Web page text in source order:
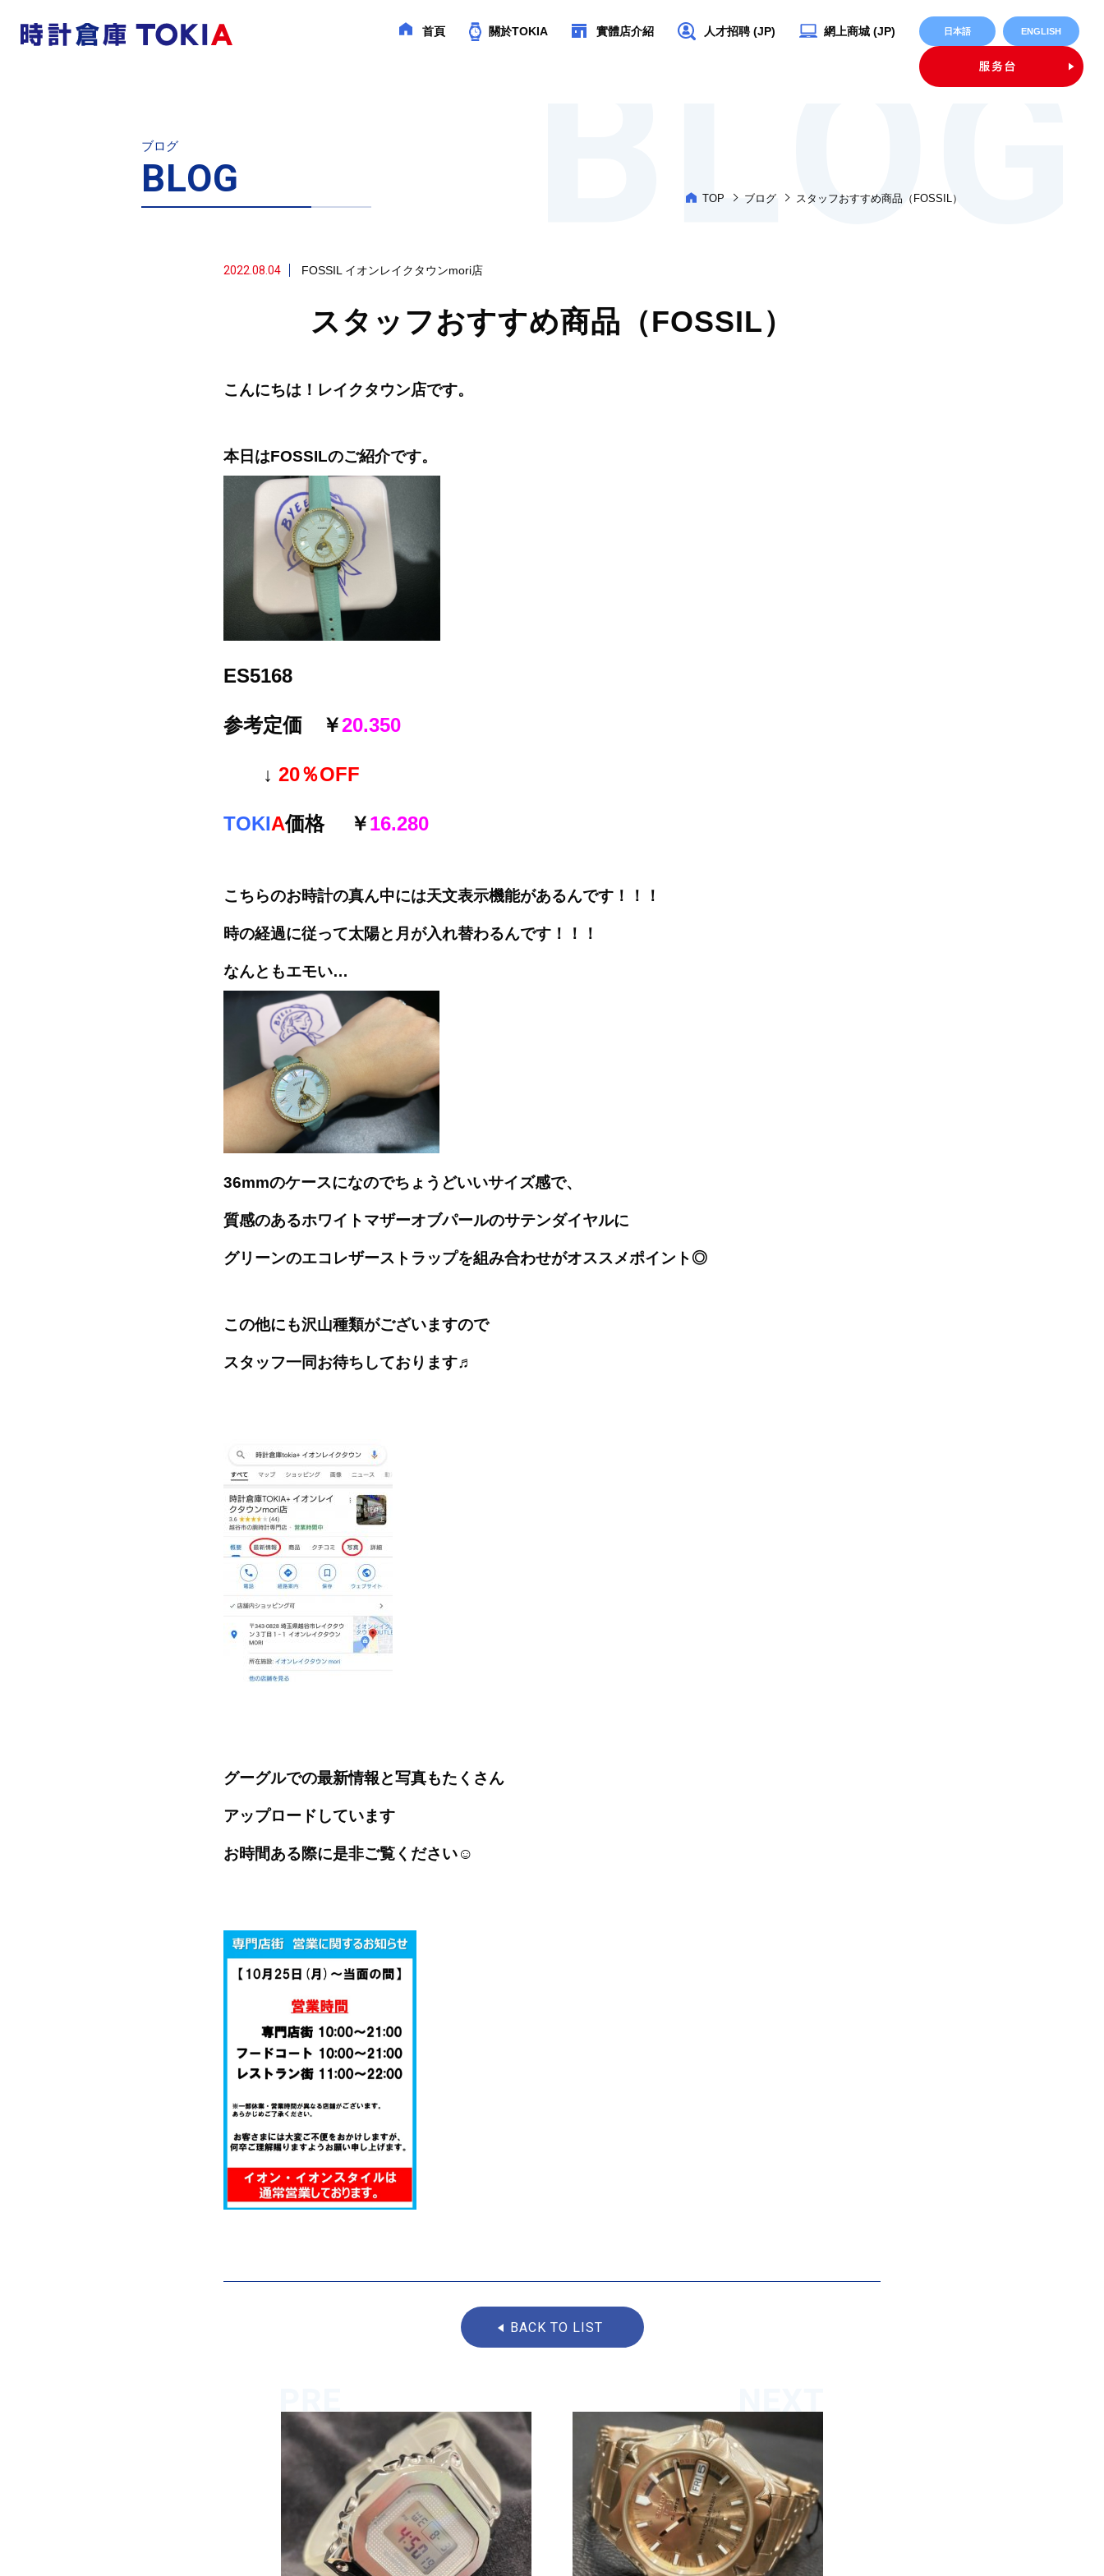
首頁 關於TOKIA 實體店介紹 人才招聘 (JP) 網上商城 (JP) 日本語 ENGLISH
ブログ
BLOG TOP ブログ スタッフおすすめ商品（FOSSIL）
2022.08.04 FOSSIL イオンレイクタウンmori店
スタッフおすすめ商品（FOSSIL）
こんにちは！レイクタウン店です。
本日はFOSSILのご紹介です。
ES5168
参考定価 ￥20.350
↓ 20％OFF
TOKIA価格 ￥16.280
こちらのお時計の真ん中には天文表示機能があるんです！！！
時の経過に従って太陽と月が入れ替わるんです！！！
なんともエモい…
36mmのケースになのでちょうどいいサイズ感で、
質感のあるホワイトマザーオブパールのサテンダイヤルに
グリーンのエコレザーストラップを組み合わせがオススメポイント◎
この他にも沢山種類がございますので
スタッフ一同お待ちしております♬
グーグルでの最新情報と写真もたくさん
アップロードしています
お時間ある際に是非ご覧ください☺
BACK TO LIST